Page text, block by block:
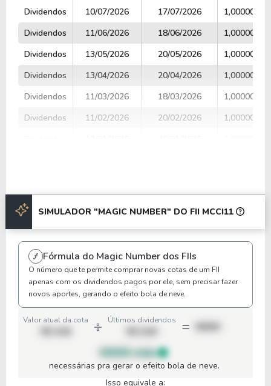
TIPO
DATA COM PAGAMENTO VALOR
Dividendos 10/07/2026 17/07/2026
1,00000000
Dividendos
11/06/2026 18/06/2026
1,00000000
Dividendos
13/05/2026 20/05/2026
1,00000000
Dividendos
13/04/2026 20/04/2026
1,00000000
Dividendos
11/03/2026 18/03/2026
1,00000000
Dividendos
11/02/2026 20/02/2026
1,00000000
Dividendos
Anterior Próxima
SIMULADOR "MAGIC NUMBER" DO FII MCCI11
Fórmula do Magic Number dos FIIs
O número que te permite comprar novas cotas de um FII
apenas com os dividendos pagos por ele, sem precisar fazer
novos aportes, gerando o efeito bola de neve.
Valor atual da cota Últimos dividendos
00000 cotas
necessárias pra gerar o efeito bola de neve.
Isso equivale a: